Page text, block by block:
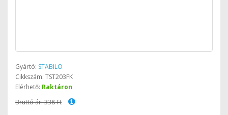
Gyártó: STABILO
Cikkszám: TST203FK
Elérhető: Raktáron
Bruttó ár: 338 Ft